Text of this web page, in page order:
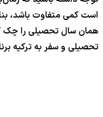
است کمی متفاوت باشد،
همان سال تحصیلی را چک
تحصیلی و سفر به ترکیه